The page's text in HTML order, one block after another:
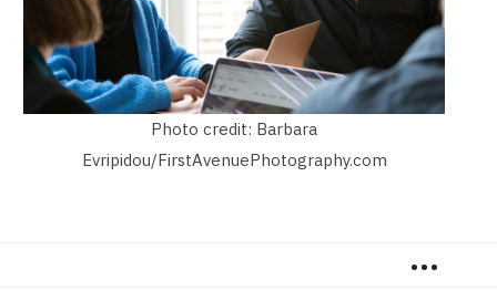
Photo credit: Barbara
Evripidou/FirstAvenuePhotography.com
…